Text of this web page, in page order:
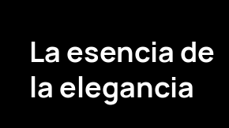
La esencia de
la elegancia